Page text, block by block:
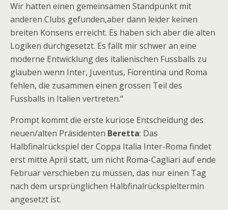
Wir hatten einen gemeinsamen Standpunkt mit
anderen Clubs gefunden,aber dann leider keinen
breiten Konsens erreicht. Es haben sich aber die alten
Logiken durchgesetzt. Es fällt mir schwer an eine
moderne Entwicklung des italienischen Fussballs zu
glauben wenn Inter, Juventus, Fiorentina und Roma
fehlen, die zusammen einen grossen Teil des
Fussballs in Italien vertreten.“
Prompt kommt die erste kuriose Entscheidung des
neuen/alten Präsidenten Beretta: Das
Halbfinalrückspiel der Coppa Italia Inter-Roma findet
erst mitte April statt, um nicht Roma-Cagliari auf ende
Februar verschieben zu müssen, das nur einen Tag
nach dem ursprünglichen Halbfinalrückspieltermin
angesetzt ist.